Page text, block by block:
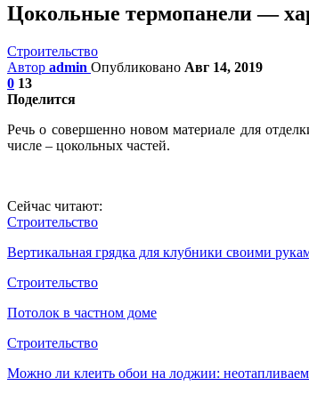
Цокольные термопанели —
Строительство
Автор admin Опубликовано Авг 14, 2019
0 13
Поделится
Речь о совершенно новом материале для
числе – цокольных частей.
Сейчас читают:
Строительство
Вертикальная грядка для клубники своими
Строительство
Потолок в частном доме
Строительство
Можно ли клеить обои на лоджии: